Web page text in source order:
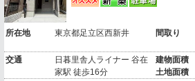
所在地 東京都足立区西新井 間取り
交通
日暮里舎人ライナー 谷在
家駅 徒歩16分
建物面積
土地面積